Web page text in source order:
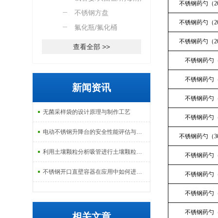
篮
不锈钢方盘
氟化瓶/氟化桶
查看全部 >>
新闻资讯
无菌采样袋的设计原理与制作工艺
电动不锈钢升降台的安全性能评估与控制
利用土壤颗粒分析吸管进行土壤颗粒定量分析的研究
不锈钢开口直壁容器在应用中如何进行维护和保养？
不锈钢药勺（
不锈钢药勺（
不锈钢药勺（
不锈钢药勺
不锈钢药勺
不锈钢药勺
不锈钢药勺
不锈钢药勺（
不锈钢药勺
不锈钢药勺
不锈钢药勺
不锈钢药勺